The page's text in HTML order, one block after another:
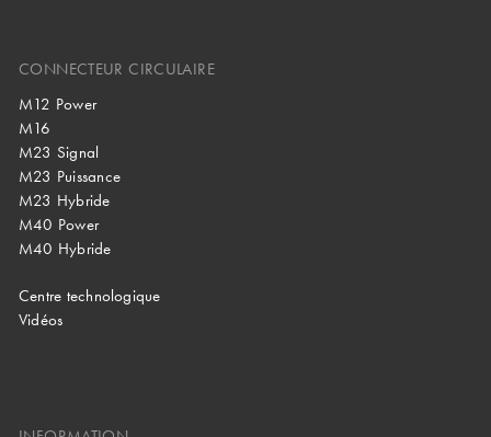
CONNECTEUR CIRCULAIRE
M12 Power
M16
M23 Signal
M23 Puissance
M23 Hybride
M40 Power
M40 Hybride
Centre technologique
Vidéos